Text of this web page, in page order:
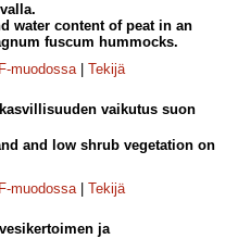
water content of peat in an
fuscum hummocks.
muodossa| Tekijä
vaikutus suon
and low shrub vegetation on
muodossa| Tekijä
ja